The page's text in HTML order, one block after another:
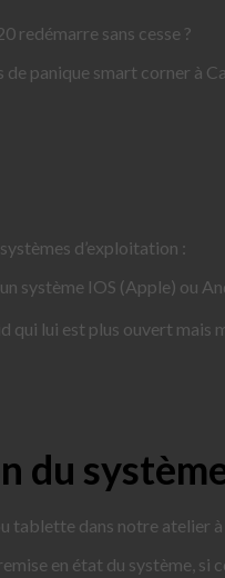
redémarre sans cesse ?
panique smart corner à
d’exploitation :
système IOS (Apple) ou
qui lui est plus ouvert mais
du
tablette dans notre
en état du système,